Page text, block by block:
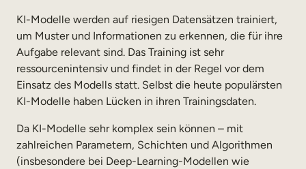
KI-Modelle werden auf riesigen Datensätzen trainiert,
um Muster und Informationen zu erkennen, die für ihre
Aufgabe relevant sind. Das Training ist sehr
ressourcenintensiv und findet in der Regel vor dem
Einsatz des Modells statt. Selbst die heute populärsten
KI-Modelle haben Lücken in ihren Trainingsdaten.
Da KI-Modelle sehr komplex sein können – mit
zahlreichen Parametern, Schichten und Algorithmen
(insbesondere bei Deep-Learning-Modellen wie